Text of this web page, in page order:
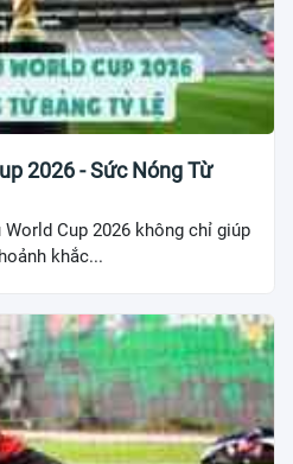
2026 - Sức Nóng Từ
Cup 2026 không chỉ giúp
khắc...